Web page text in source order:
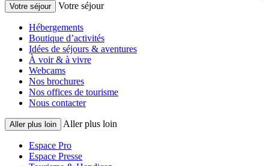
Votre séjour Votre séjour
Hébergements
Boutique d’activités
Idées de séjours & aventures
À voir & à vivre
Webcams
Nos brochures
Nos offices de tourisme
Nous contacter
Aller plus loin Aller plus loin
Espace Pro
Espace Presse